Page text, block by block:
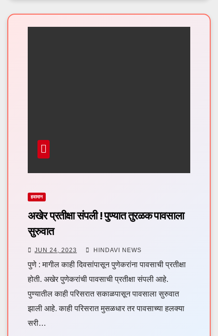
हवामान
अखेर प्रतीक्षा संपली ! पुण्यात तुरळक पावसाला
सुरुवात
JUN 24, 2023 HINDAVI NEWS
पुणे : मागील काही दिवसांपासून पुणेकरांना पावसाची प्रतीक्षा
होती. अखेर पुणेकरांची पावसाची प्रतीक्षा संपली आहे.
पुण्यातील काही परिसरात सकाळपासून पावसाला सुरुवात
झाली आहे. काही परिसरात मुसळधार तर पावसाच्या हलक्या
सरी…